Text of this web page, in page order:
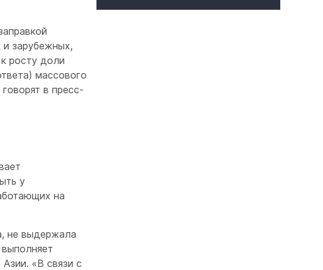
и зарубежных,
росту доли
массового
в пресс-
у
на
не выдержала
«В связи с